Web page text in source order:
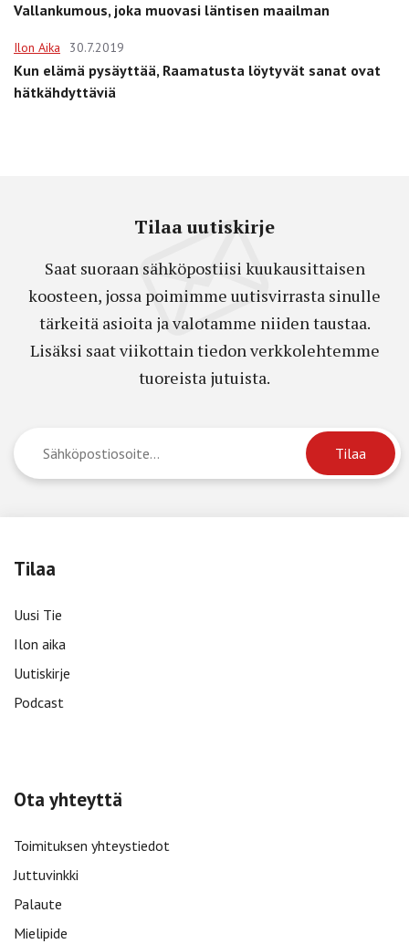
Vallankumous, joka muovasi läntisen maailman
Ilon Aika 30.7.2019
Kun elämä pysäyttää, Raamatusta löytyvät sanat ovat
hätkähdyttäviä
Tilaa uutiskirje
Saat suoraan sähköpostiisi kuukausittaisen
koosteen, jossa poimimme uutisvirrasta sinulle
tärkeitä asioita ja valotamme niiden taustaa.
Lisäksi saat viikottain tiedon verkkolehtemme
tuoreista jutuista.
Tilaa
Uusi Tie
Ilon aika
Uutiskirje
Podcast
Ota yhteyttä
Toimituksen yhteystiedot
Juttuvinkki
Palaute
Mielipide